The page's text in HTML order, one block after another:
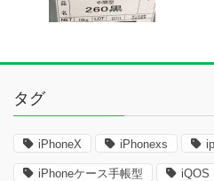
タグ
iPhoneX iPhonexs
iPhoneケース手帳型 iQOS